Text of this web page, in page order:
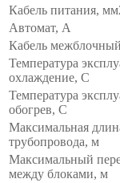
Кабель питания,
Автомат, А
Кабель
Температура
охлаждение, С
Температура
обогрев, С
Максимальная
трубопровода, м
Максимальный
между блоками, м